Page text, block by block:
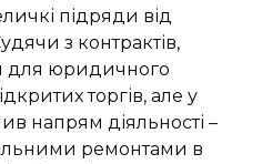
підряди від
з контрактів,
для юридичного
торгів, але у
напрям діяльності –
ремонтами в